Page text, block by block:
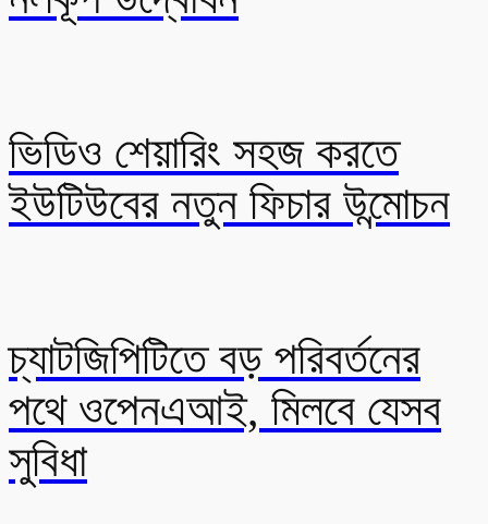
ভিডিও শেয়ারিং সহজ করতে
ইউটিউবের নতুন ফিচার উন্মোচন
চ্যাটজিপিটিতে বড় পরিবর্তনের
পথে ওপেনএআই, মিলবে যেসব
সুবিধা